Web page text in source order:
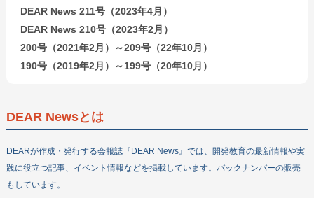
DEAR News 211号（2023年4月）
DEAR News 210号（2023年2月）
200号（2021年2月）～209号（22年10月）
190号（2019年2月）～199号（20年10月）
DEAR Newsとは
DEARが作成・発行する会報誌『DEAR News』では、開発教育の最新情報や実
践に役立つ記事、イベント情報などを掲載しています。バックナンバーの販売
もしています。